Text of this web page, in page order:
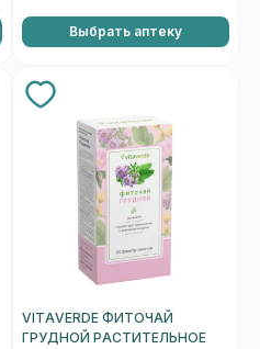
Выбрать аптеку
VITAVERDE ФИТОЧАЙ
ГРУДНОЙ РАСТИТЕЛЬНОЕ